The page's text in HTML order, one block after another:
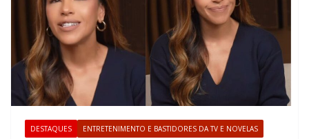
DESTAQUES ENTRETENIMENTO E BASTIDORES DA TV E NOVELAS